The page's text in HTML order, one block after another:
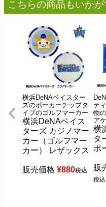
こちらの商品もいかが
横浜DeNAベイスター
ズのポーカーチップタ
イプのゴルフマーカー
横浜DeNAベイス
ターズ カジノマー
カー（ゴルフマー
カー） レザックス
販売価格 ¥880税込
テ
物
ア
横
タ
ポ
販
税込